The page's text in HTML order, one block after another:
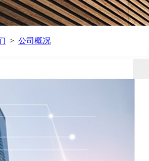
> 公司概况